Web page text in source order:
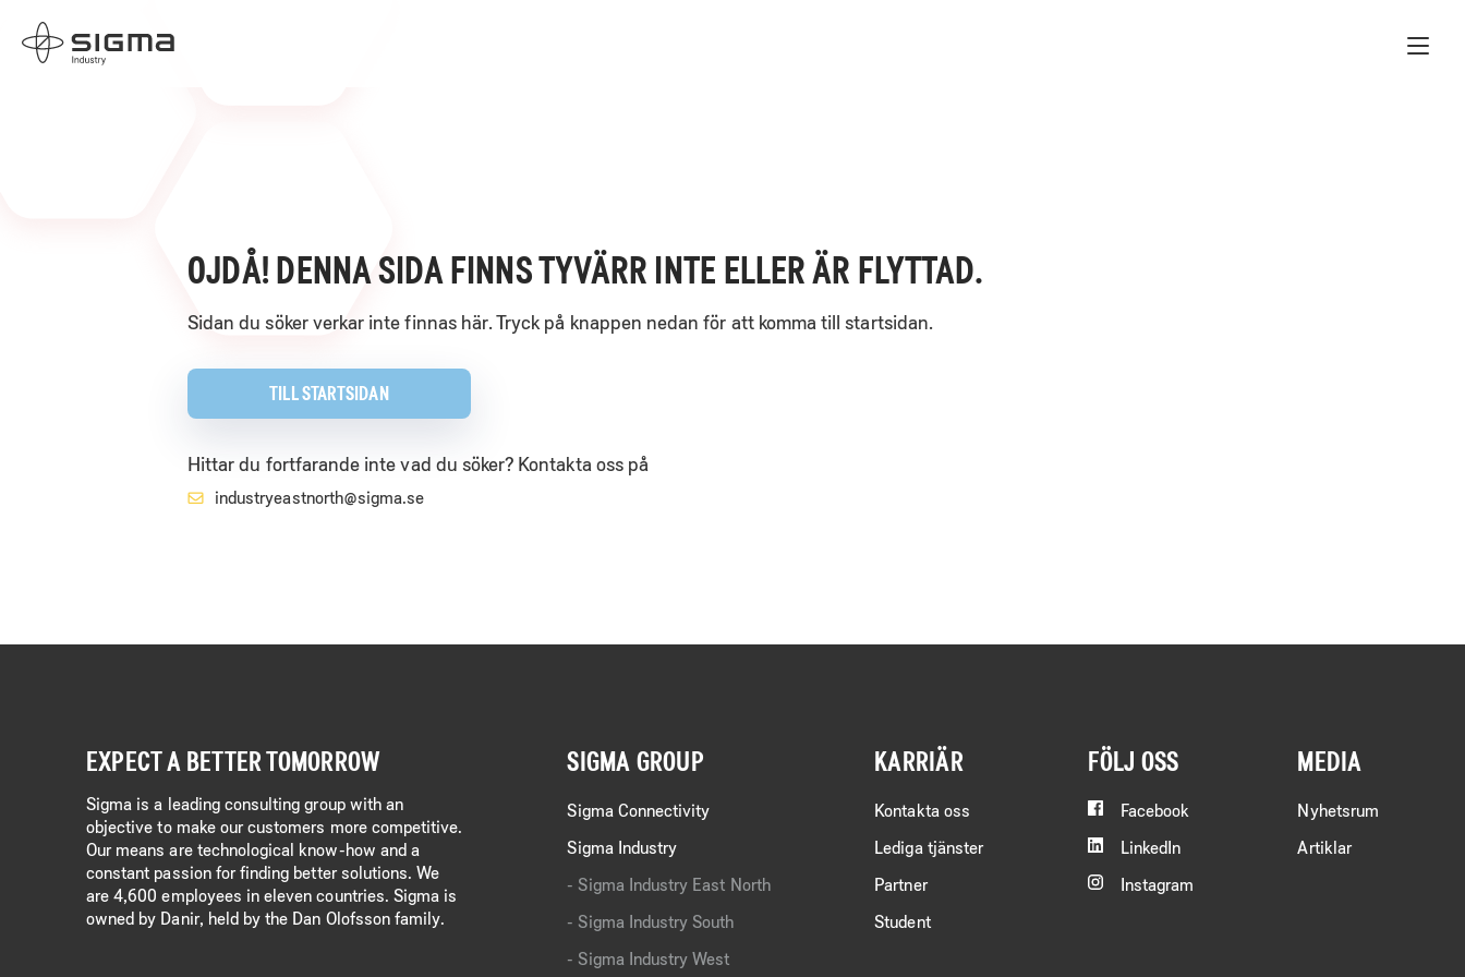
Home
OJDÅ! DENNA SIDA FINNS TYVÄRR INTE ELLER ÄR FLYTTAD.
Sidan du söker verkar inte finnas här. Tryck på knappen nedan för att komma till startsidan.
TILL STARTSIDAN
Hittar du fortfarande inte vad du söker? Kontakta oss på
industryeastnorth@sigma.se
EXPECT A BETTER TOMORROW
Sigma is a leading consulting group with an
objective to make our customers more competitive.
Our means are technological know-how and a
constant passion for finding better solutions. We
are 4,600 employees in eleven countries. Sigma is
owned by Danir, held by the Dan Olofsson family.
SIGMA GROUP
Sigma Connectivity
Sigma Industry
Sigma Industry East North
Sigma Industry South
Sigma Industry West
KARRIÄR
Kontakta oss
Lediga tjänster
Partner
Student
FÖLJ OSS
Facebook
LinkedIn
Instagram
MEDIA
Nyhetsrum
Artiklar